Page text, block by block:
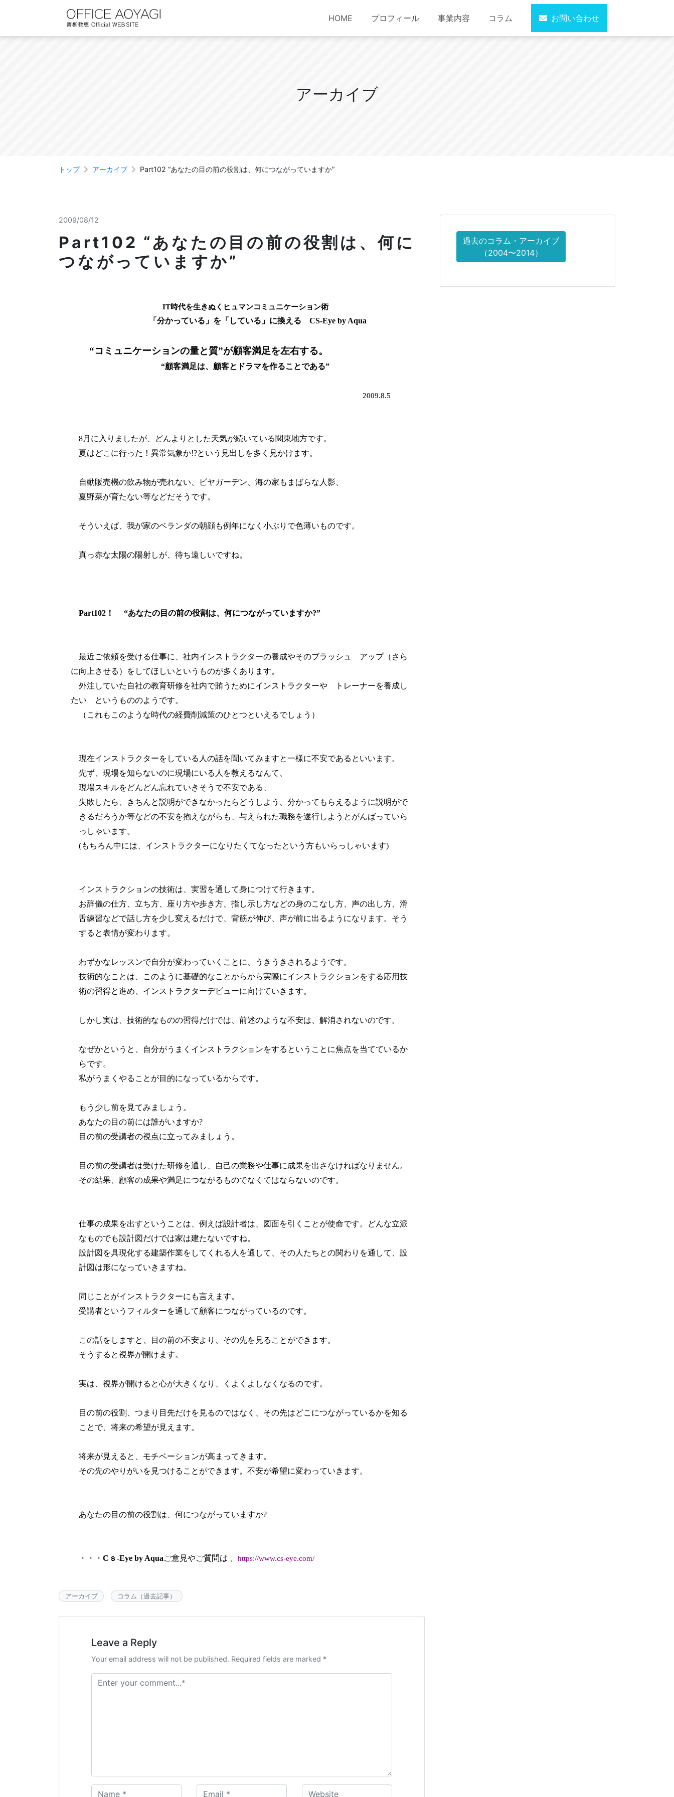
HOME プロフィール 事業内容 コラム お問い合わせ
アーカ イ ブ
トップ アーカイブ Part102 “あなたの目の前の役割は、何につながっていますか”
2009/08/12
Part102 “あなたの目の前の役割は、何に
つながっていますか”
IT時代を生きぬくヒュマンコミュニケーション術
「分かっている」を「している」に換える CS-Eye by Aqua
“コミュニケーションの量と質”が顧客満足を左右する。
“顧客満足は、顧客とドラマを作ることである”
2009.8.5
8月に入りましたが、どんよりとした天気が続いている関東地方です。
夏はどこに行った！異常気象か!?という見出しを多く見かけます。
自動販売機の飲み物が売れない、ビヤガーデン、海の家もまばらな人影、
夏野菜が育たない等などだそうです。
そういえば、我が家のベランダの朝顔も例年になく小ぶりで色薄いものです。
真っ赤な太陽の陽射しが、待ち遠しいですね。
Part102！ “あなたの目の前の役割は、何につながっていますか?”
最近ご依頼を受ける仕事に、社内インストラクターの養成やそのブラッシュ アップ（さら
に向上させる）をしてほしいというものが多くあります。
外注していた自社の教育研修を社内で賄うためにインストラクターや トレーナーを養成し
たい というもののようです。
（これもこのような時代の経費削減策のひとつといえるでしょう）
現在インストラクターをしている人の話を聞いてみますと一様に不安であるといいます。
先ず、現場を知らないのに現場にいる人を教えるなんて、
現場スキルをどんどん忘れていきそうで不安である、
失敗したら、きちんと説明ができなかったらどうしよう、分かってもらえるように説明がで
きるだろうか等などの不安を抱えながらも、与えられた職務を遂行しようとがんばっていら
っしゃいます。
(もちろん中には、インストラクターになりたくてなったという方もいらっしゃいます)
インストラクションの技術は、実習を通して身につけて行きます。
お辞儀の仕方、立ち方、座り方や歩き方、指し示し方などの身のこなし方、声の出し方、滑
舌練習などで話し方を少し変えるだけで、背筋が伸び、声が前に出るようになります。そう
すると表情が変わります。
わずかなレッスンで自分が変わっていくことに、うきうきされるようです。
技術的なことは、このように基礎的なことからから実際にインストラクションをする応用技
術の習得と進め、インストラクターデビューに向けていきます。
しかし実は、技術的なものの習得だけでは、前述のような不安は、解消されないのです。
なぜかというと、自分がうまくインストラクションをするということに焦点を当てているか
らです。
私がうまくやることが目的になっているからです。
もう少し前を見てみましょう。
あなたの目の前には誰がいますか?
目の前の受講者の視点に立ってみましょう。
目の前の受講者は受けた研修を通し、自己の業務や仕事に成果を出さなければなりません。
その結果、顧客の成果や満足につながるものでなくてはならないのです。
仕事の成果を出すということは、例えば設計者は、図面を引くことが使命です。どんな立派
なものでも設計図だけでは家は建たないですね。
設計図を具現化する建築作業をしてくれる人を通して、その人たちとの関わりを通して、設
計図は形になっていきますね。
同じことがインストラクターにも言えます。
受講者というフィルターを通して顧客につながっているのです。
この話をしますと、目の前の不安より、その先を見ることができます。
そうすると視界が開けます。
実は、視界が開けると心が大きくなり、くよくよしなくなるのです。
目の前の役割、つまり目先だけを見るのではなく、その先はどこにつながっているかを知る
ことで、将来の希望が見えます。
将来が見えると、モチベーションが高まってきます。
その先のやりがいを見つけることができます。不安が希望に変わっていきます。
あなたの目の前の役割は、何につながっていますか?
・・・ C ｓ -Eye by Aquaご意見やご質問は https://www.cs-eye.com/
アーカイブ コラム（過去記事）
Leave a Reply
Your email address will not be published. Required fields are marked *
過去のコラム・アーカイブ
（2004〜2014）